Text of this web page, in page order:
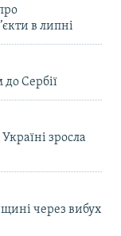
в липні
Сербії
зросла
через вибух